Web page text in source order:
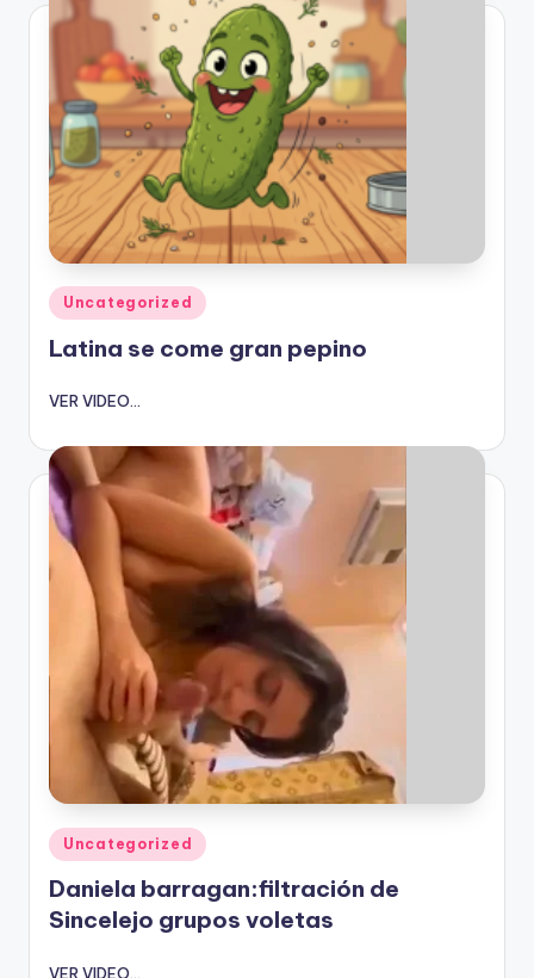
Publicado
en
Uncategorized
Latina se come gran pepino
VER VIDEO...
Publicado
en
Uncategorized
Daniela barragan:filtración de
Sincelejo grupos voletas
VER VIDEO...